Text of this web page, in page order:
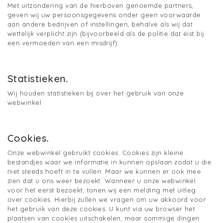
Met uitzondering van de hierboven genoemde partners,
geven wij uw persoonsgegevens onder geen voorwaarde
aan andere bedrijven of instellingen, behalve als wij dat
wettelijk verplicht zijn (bijvoorbeeld als de politie dat eist bij
een vermoeden van een misdrijf).
Statistieken.
Wij houden statistieken bij over het gebruik van onze
webwinkel
Cookies.
Onze webwinkel gebruikt cookies. Cookies zijn kleine
bestandjes waar we informatie in kunnen opslaan zodat u die
niet steeds hoeft in te vullen. Maar we kunnen er ook mee
zien dat u ons weer bezoekt. Wanneer u onze webwinkel
voor het eerst bezoekt, tonen wij een melding met uitleg
over cookies. Hierbij zullen we vragen om uw akkoord voor
het gebruik van deze cookies. U kunt via uw browser het
plaatsen van cookies uitschakelen, maar sommige dingen